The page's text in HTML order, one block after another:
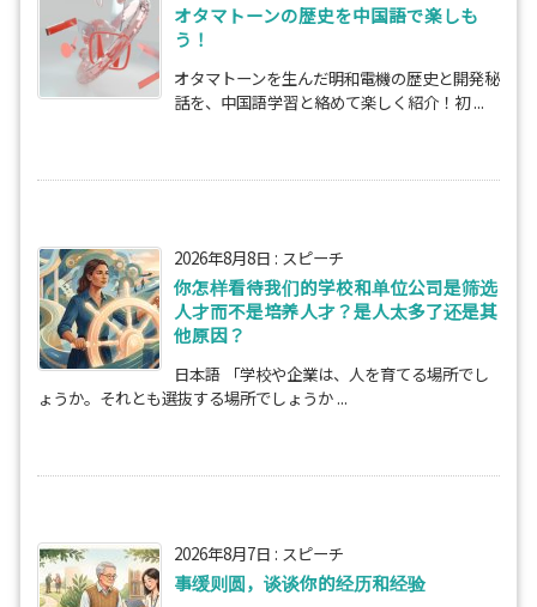
オタマトーンの歴史を中国語で楽しも
う！
オタマトーンを生んだ明和電機の歴史と開発秘
話を、中国語学習と絡めて楽しく紹介！初 ...
2026年8月8日 : スピーチ
你怎样看待我们的学校和单位公司是筛选
人才而不是培养人才？是人太多了还是其
他原因？
日本語 「学校や企業は、人を育てる場所でし
ょうか。それとも選抜する場所でしょうか ...
2026年8月7日 : スピーチ
事缓则圆，谈谈你的经历和经验